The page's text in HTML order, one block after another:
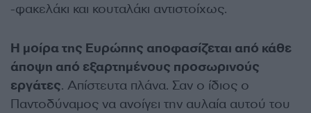
-φακελάκι και κουταλάκι αντιστοίχως.
Η μοίρα της Ευρώπης αποφασίζεται από κάθε
άποψη από εξαρτημένους προσωρινούς
εργάτες. Απίστευτα πλάνα. Σαν ο ίδιος ο
Παντοδύναμος να ανοίγει την αυλαία αυτού του